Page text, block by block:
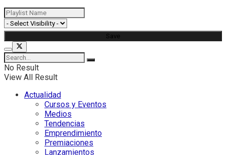
No Result
View All Result
Actualidad
Cursos y Eventos
Medios
Tendencias
Emprendimiento
Premiaciones
Lanzamientos